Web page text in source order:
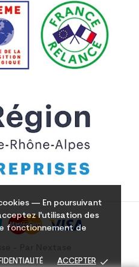
— En poursuivant
l'utilisation des
fonctionnement de
ACCEPTER done